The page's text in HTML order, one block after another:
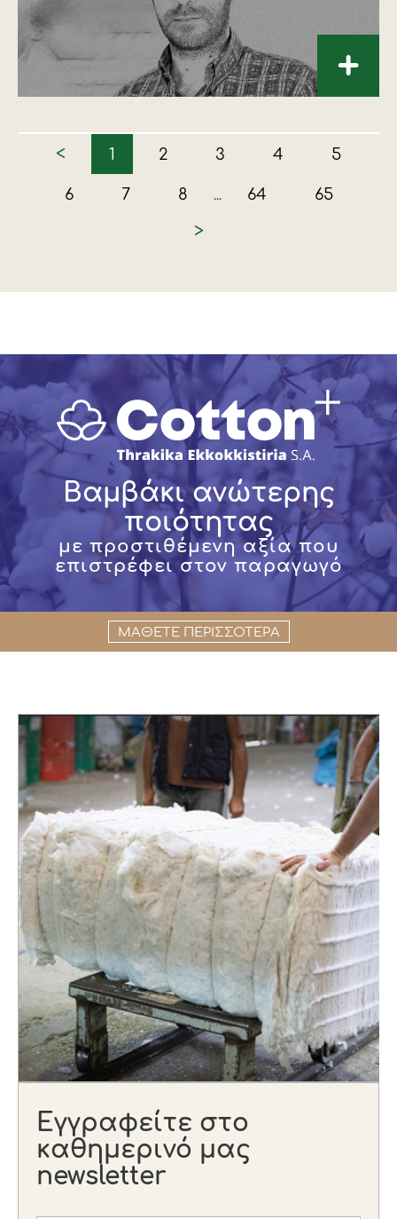
+
< 1 2 3 4 5
6 7 8 ... 64 65
>
Βαμβάκι ανώτερης
ποιότητας
με προστιθέμενη αξία που
επιστρέφει στον παραγωγό
ΜΑΘΕΤΕ ΠΕΡΙΣΣΟΤΕΡΑ
Εγγραφείτε στο
καθημερινό μας
newsletter